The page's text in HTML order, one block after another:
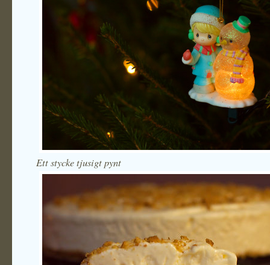
Ett stycke tjusigt pynt